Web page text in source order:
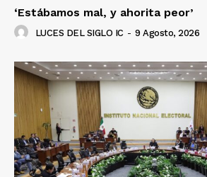
‘Estábamos mal, y ahorita peor’
LUCES DEL SIGLO IC - 9 Agosto, 2026